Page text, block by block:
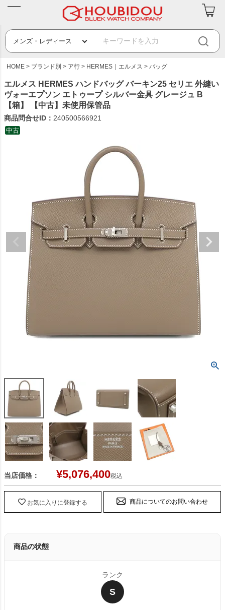
HOME ブランド別 ア行 HERMES｜エルメス バッグ
エルメス HERMES ハンドバッグ バーキン25 セリエ 外縫い
ヴォーエプソン エトゥープ シルバー金具 グレージュ B
【箱】 【中古】未使用保管品
商品問合せID： 240500566921
中古
当店価格： ¥5,076,400税込
お気に入りに登録する 商品についてのお問い合わせ
商品の状態
ランク
S